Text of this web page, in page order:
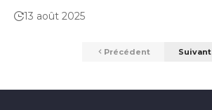
13 août 2025
Précédent Suivant